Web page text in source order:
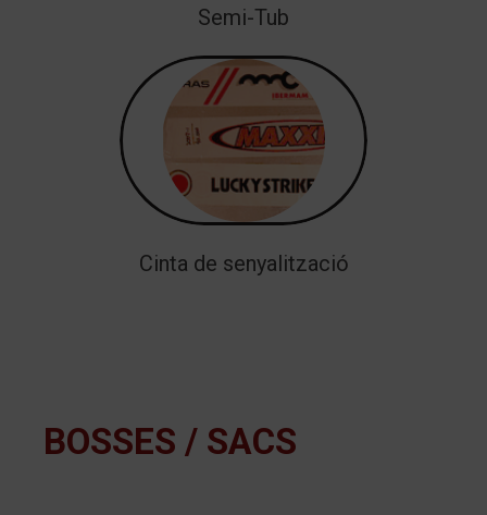
Semi-Tub
Cinta de senyalització
BOSSES / SACS